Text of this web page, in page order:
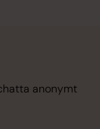
anonymt